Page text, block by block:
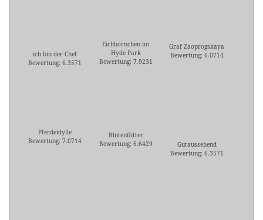
ich bin der Chef
Bewertung: 6.3571
Eichhörnchen im
Hyde Park
Bewertung: 7.9231
Graf Zaoprogskaya
Bewertung: 6.0714
Pferdeidylle
Bewertung: 7.0714
Blütenflitter
Bewertung: 6.6429
Gutaussehend
Bewertung: 6.3571